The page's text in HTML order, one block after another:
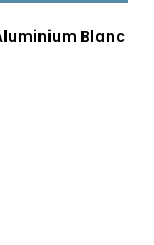
Blanc